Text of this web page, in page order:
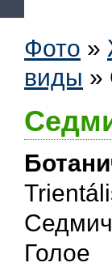
Фото »
виды »
Голое